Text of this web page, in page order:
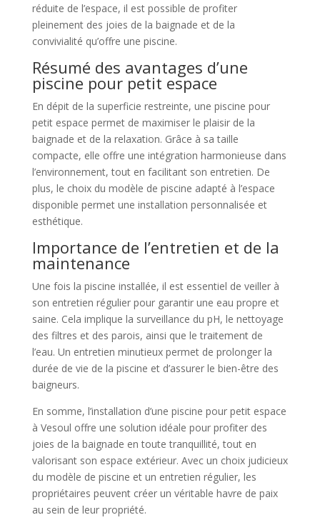
réduite de l’espace, il est possible de profiter
pleinement des joies de la baignade et de la
convivialité qu’offre une piscine.
Résumé des avantages d’une
piscine pour petit espace
En dépit de la superficie restreinte, une piscine pour
petit espace permet de maximiser le plaisir de la
baignade et de la relaxation. Grâce à sa taille
compacte, elle offre une intégration harmonieuse dans
l’environnement, tout en facilitant son entretien. De
plus, le choix du modèle de piscine adapté à l’espace
disponible permet une installation personnalisée et
esthétique.
Importance de l’entretien et de la
maintenance
Une fois la piscine installée, il est essentiel de veiller à
son entretien régulier pour garantir une eau propre et
saine. Cela implique la surveillance du pH, le nettoyage
des filtres et des parois, ainsi que le traitement de
l’eau. Un entretien minutieux permet de prolonger la
durée de vie de la piscine et d’assurer le bien-être des
baigneurs.
En somme, l’installation d’une piscine pour petit espace
à Vesoul offre une solution idéale pour profiter des
joies de la baignade en toute tranquillité, tout en
valorisant son espace extérieur. Avec un choix judicieux
du modèle de piscine et un entretien régulier, les
propriétaires peuvent créer un véritable havre de paix
au sein de leur propriété.